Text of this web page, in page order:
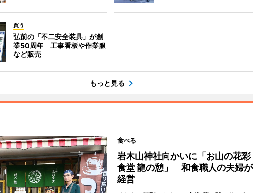
買う
弘前の「不二安全装具」が創
業50周年 工事看板や作業服
など販売
もっと見る
食べる
岩木山神社向かいに「お山の花彩
食堂 龍の憩」 和食職人の夫婦が
経営